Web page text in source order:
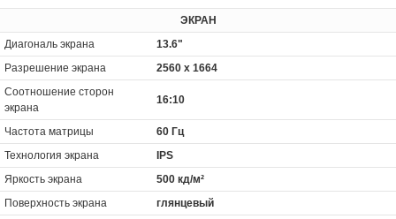
ЭКРАН
Диагональ экрана
13.6"
Разрешение экрана
2560 x 1664
Соотношение сторон
экрана
16:10
Частота матрицы
60 Гц
Технология экрана
IPS
Яркость экрана
500 кд/м²
Поверхность экрана
глянцевый